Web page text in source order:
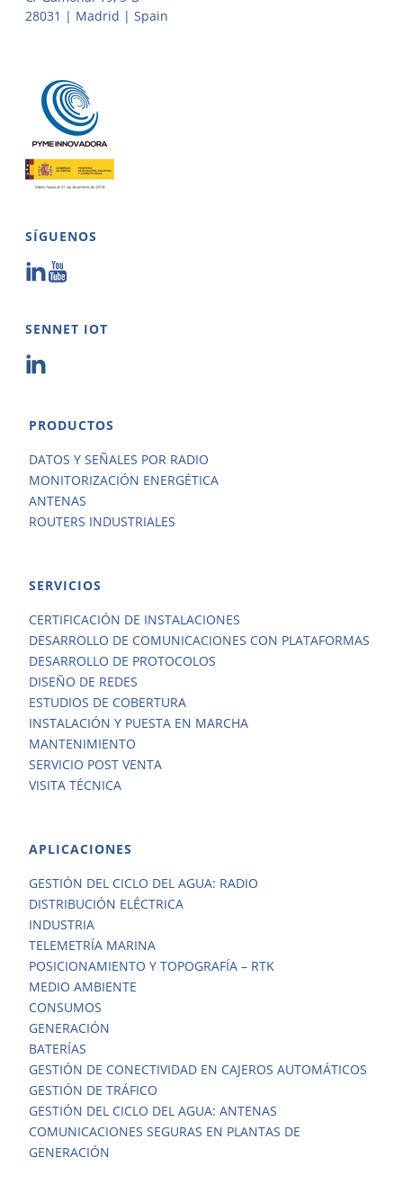
28031 | Madrid | Spain
SÍGUENOS
SENNET IOT
PRODUCTOS
DATOS Y SEÑALES POR RADIO
MONITORIZACIÓN ENERGÉTICA
ANTENAS
ROUTERS INDUSTRIALES
SERVICIOS
CERTIFICACIÓN DE INSTALACIONES
DESARROLLO DE COMUNICACIONES CON PLATAFORMAS
DESARROLLO DE PROTOCOLOS
DISEÑO DE REDES
ESTUDIOS DE COBERTURA
INSTALACIÓN Y PUESTA EN MARCHA
MANTENIMIENTO
SERVICIO POST VENTA
VISITA TÉCNICA
APLICACIONES
GESTIÓN DEL CICLO DEL AGUA: RADIO
DISTRIBUCIÓN ELÉCTRICA
INDUSTRIA
TELEMETRÍA MARINA
POSICIONAMIENTO Y TOPOGRAFÍA – RTK
MEDIO AMBIENTE
CONSUMOS
GENERACIÓN
BATERÍAS
GESTIÓN DE CONECTIVIDAD EN CAJEROS AUTOMÁTICOS
GESTIÓN DE TRÁFICO
GESTIÓN DEL CICLO DEL AGUA: ANTENAS
COMUNICACIONES SEGURAS EN PLANTAS DE
GENERACIÓN